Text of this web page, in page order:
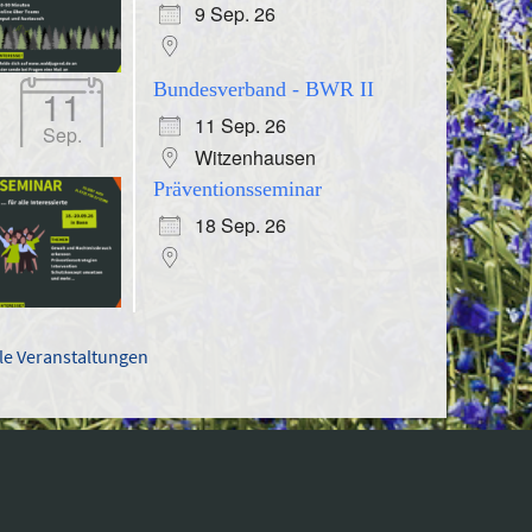
9 Sep. 26
11
Sep.
Bundesverband - BWR II
11 Sep. 26
Witzenhausen
Präventionsseminar
18 Sep. 26
Veranstaltungen